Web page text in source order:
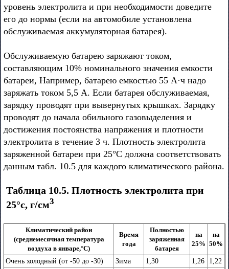
уровень электролита и при необходимости доведите
его до нормы (если на автомобиле установлена
обслуживаемая аккумуляторная батарея).
Обслуживаемую батарею заряжают током,
составляющим 10% номинального значения емкости
батареи, Например, батарею емкостью 55 А·ч надо
заряжать током 5,5 А. Если батарея обслуживаемая,
зарядку проводят при вывернутых крышках. Зарядку
проводят до начала обильного газовыделения и
достижения постоянства напряжения и плотности
электролита в течение 3 ч. Плотность электролита
заряженной батареи при 25°С должна соответствовать
данным табл. 10.5 для каждого климатического района.
Таблица 10.5. Плотность электролита при
25°с, г/см3
Климатический район
(среднемесячная температура
воздуха в январе,°С)
Время
года
Полностью
заряженная
батарея
на
25%
на
50%
Очень холодный (от -50 до -30) Зима 1,30 1,26
1,22